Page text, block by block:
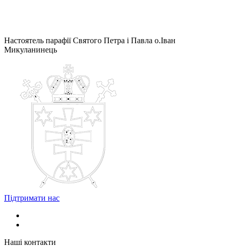
Настоятель парафії Святого Петра і Павла о.Іван
Микуланинець
Підтримати нас
Наші контакти